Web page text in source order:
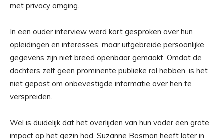
met privacy omging.
In een ouder interview werd kort gesproken over hun
opleidingen en interesses, maar uitgebreide persoonlijke
gegevens zijn niet breed openbaar gemaakt. Omdat de
dochters zelf geen prominente publieke rol hebben, is het
niet gepast om onbevestigde informatie over hen te
verspreiden.
Wel is duidelijk dat het overlijden van hun vader een grote
impact op het gezin had. Suzanne Bosman heeft later in